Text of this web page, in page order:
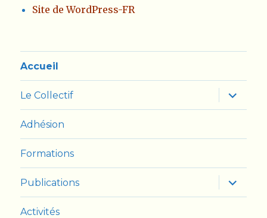
Site de WordPress-FR
Accueil
Le Collectif
ouvrir
le
sous-
Adhésion
Formations
Publications
ouvrir
le
sous-
Activités